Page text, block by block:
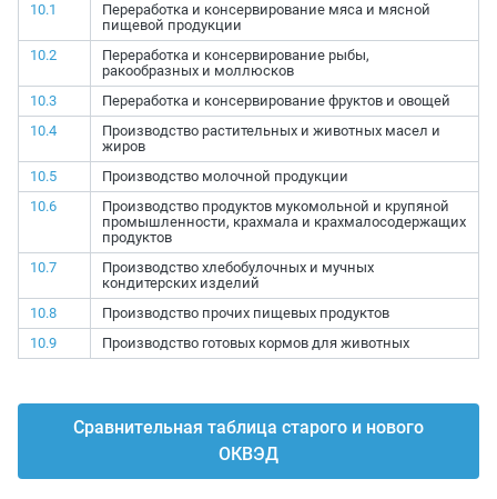
10.1
Переработка и консервирование мяса и мясной
пищевой продукции
10.2
Переработка и консервирование рыбы,
ракообразных и моллюсков
10.3
Переработка и консервирование фруктов и овощей
10.4
Производство растительных и животных масел и
жиров
10.5
Производство молочной продукции
10.6
Производство продуктов мукомольной и крупяной
промышленности, крахмала и крахмалосодержащих
продуктов
10.7
Производство хлебобулочных и мучных
кондитерских изделий
10.8
Производство прочих пищевых продуктов
10.9
Производство готовых кормов для животных
Сравнительная таблица старого и нового
ОКВЭД